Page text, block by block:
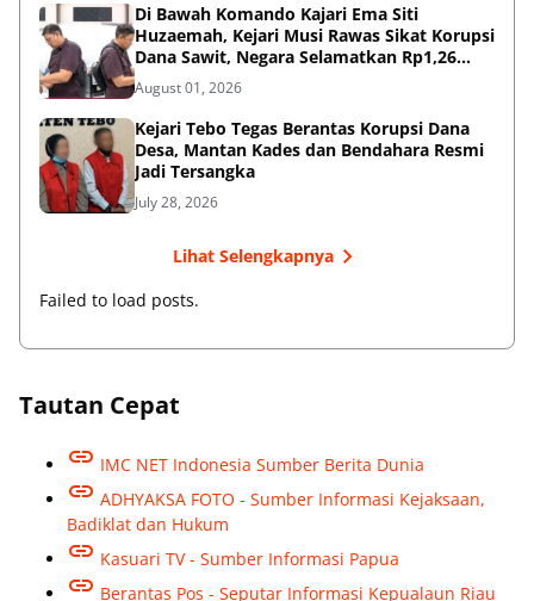
Di Bawah Komando Kajari Ema Siti
Huzaemah, Kejari Musi Rawas Sikat Korupsi
Dana Sawit, Negara Selamatkan Rp1,26
Miliar
August 01, 2026
Kejari Tebo Tegas Berantas Korupsi Dana
Desa, Mantan Kades dan Bendahara Resmi
Jadi Tersangka
July 28, 2026
Lihat Selengkapnya
Failed to load posts.
Tautan Cepat
IMC NET Indonesia Sumber Berita Dunia
ADHYAKSA FOTO - Sumber Informasi Kejaksaan,
Badiklat dan Hukum
Kasuari TV - Sumber Informasi Papua
Berantas Pos - Seputar Informasi Kepualaun Riau